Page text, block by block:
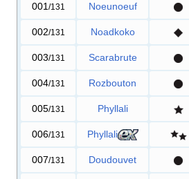
001 /131 Noeunoeuf
002/131 Noadkoko
003/131 Scarabrute
004/131 Rozbouton
005/131 Phyllali
006/131 Phyllali
007/131 Doudouvet